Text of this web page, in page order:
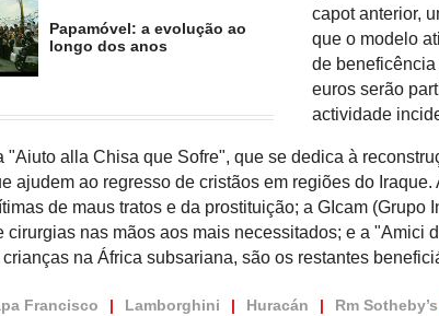
Papamóvel: a evolução ao
longo dos anos
capot anterior,
que o modelo
de
euros serão
actividade
"Aiuto alla Chisa que Sofre", que se dedica à
ajudem ao regresso de cristãos em regiões do
de maus tratos e da prostituição; a GIcam (Grupo
cirurgias nas mãos aos mais necessitados; e a "Amici
na África subsariana, são os restantes
Francisco Lamborghini Huracán Rm Sotheby’s